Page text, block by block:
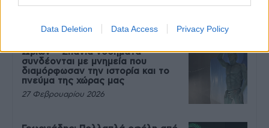
Data Deletion Data Access Privacy Policy
27 Φεβρουαρίου 2026
Ωρίων – Σπάνια νοσήματα
συνδέονται με μνημεία που
διαμόρφωσαν την ιστορία και το
πνεύμα της χώρας μας
27 Φεβρουαρίου 2026